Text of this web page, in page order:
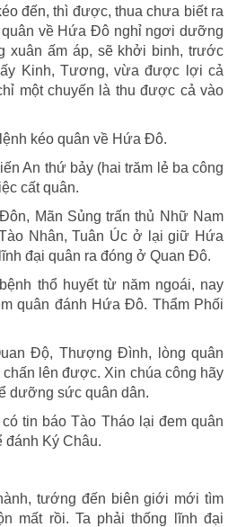
đến, thì được, thua chưa biết ra
quân về Hứa Đô nghỉ ngơi dưỡng
xuân ấm áp, sẽ khởi binh, trước
Kinh, Tương, vừa được lợi cả
một chuyến là thu được cả vào
kéo quân về Hứa Đô.
An thứ bảy (hai trăm lẻ ba công
cất quân.
Mãn Sủng trấn thủ Nhữ Nam
Nhân, Tuân Úc ở lại giữ Hứa
đại quân ra đóng ở Quan Đô.
thổ huyết từ năm ngoái, nay
quân đánh Hứa Đô. Thẩm Phối
Độ, Thượng Đình, lòng quân
lên được. Xin chúa công hãy
dưỡng sức quân dân.
tin báo Tào Tháo lại đem quân
đánh Ký Châu.
tướng đến biên giới mới tìm
mất rồi. Ta phải thống lĩnh đại